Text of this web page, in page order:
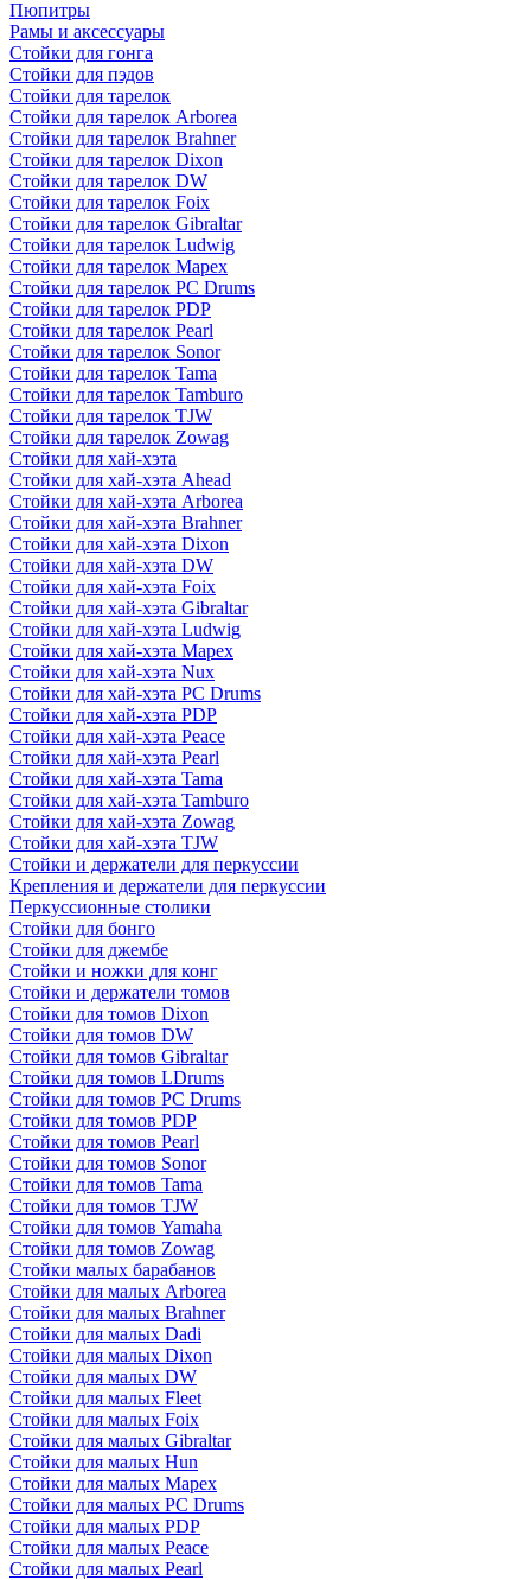
Пюпитры
Рамы и аксессуары
Стойки для гонга
Стойки для пэдов
Стойки для тарелок
Стойки для тарелок Arborea
Стойки для тарелок Brahner
Стойки для тарелок Dixon
Стойки для тарелок DW
Стойки для тарелок Foix
Стойки для тарелок Gibraltar
Стойки для тарелок Ludwig
Стойки для тарелок Mapex
Стойки для тарелок PC Drums
Стойки для тарелок PDP
Стойки для тарелок Pearl
Стойки для тарелок Sonor
Стойки для тарелок Tama
Стойки для тарелок Tamburo
Стойки для тарелок TJW
Стойки для тарелок Zowag
Стойки для хай-хэта
Стойки для хай-хэта Ahead
Стойки для хай-хэта Arborea
Стойки для хай-хэта Brahner
Стойки для хай-хэта Dixon
Стойки для хай-хэта DW
Стойки для хай-хэта Foix
Стойки для хай-хэта Gibraltar
Стойки для хай-хэта Ludwig
Стойки для хай-хэта Mapex
Стойки для хай-хэта Nux
Стойки для хай-хэта PC Drums
Стойки для хай-хэта PDP
Стойки для хай-хэта Peace
Стойки для хай-хэта Pearl
Стойки для хай-хэта Tama
Стойки для хай-хэта Tamburo
Стойки для хай-хэта Zowag
Стойки для хай-хэта TJW
Стойки и держатели для перкуссии
Крепления и держатели для перкуссии
Перкуссионные столики
Стойки для бонго
Стойки для джембе
Стойки и ножки для конг
Стойки и держатели томов
Стойки для томов Dixon
Стойки для томов DW
Стойки для томов Gibraltar
Стойки для томов LDrums
Стойки для томов PC Drums
Стойки для томов PDP
Стойки для томов Pearl
Стойки для томов Sonor
Стойки для томов Tama
Стойки для томов TJW
Стойки для томов Yamaha
Стойки для томов Zowag
Стойки малых барабанов
Стойки для малых Arborea
Стойки для малых Brahner
Стойки для малых Dadi
Стойки для малых Dixon
Стойки для малых DW
Стойки для малых Fleet
Стойки для малых Foix
Стойки для малых Gibraltar
Стойки для малых Hun
Стойки для малых Mapex
Стойки для малых PC Drums
Стойки для малых PDP
Стойки для малых Peace
Стойки для малых Pearl